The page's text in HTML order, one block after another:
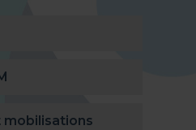
mobilisations